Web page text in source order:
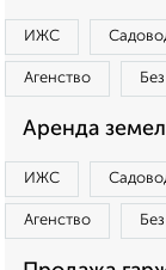
ИЖС
Агенство
Аренда
ИЖС
Агенство